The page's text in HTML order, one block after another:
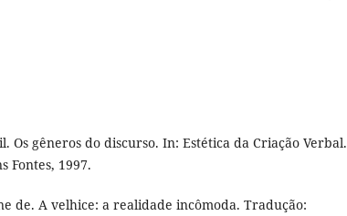
Os gêneros do discurso. In: Estética da Criação Verbal.
Fontes, 1997.
de. A velhice: a realidade incômoda. Tradução: